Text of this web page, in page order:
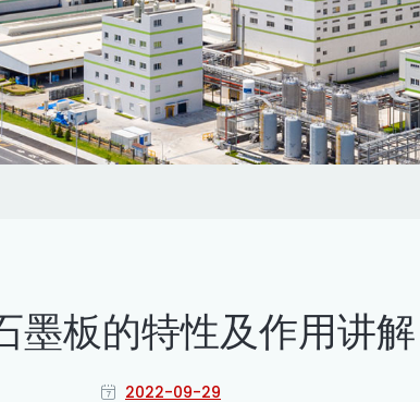
墨板的特性及作用讲解
2022-09-29